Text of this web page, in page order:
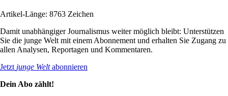
Artikel-Länge: 8763 Zeichen
Damit unabhängiger Journalismus weiter möglich bleibt: Unterstützen
Sie die junge Welt mit einem Abonnement und erhalten Sie Zugang zu
allen Analysen, Reportagen und Kommentaren.
Jetzt junge Weltabonnieren
Dein Abo zählt!